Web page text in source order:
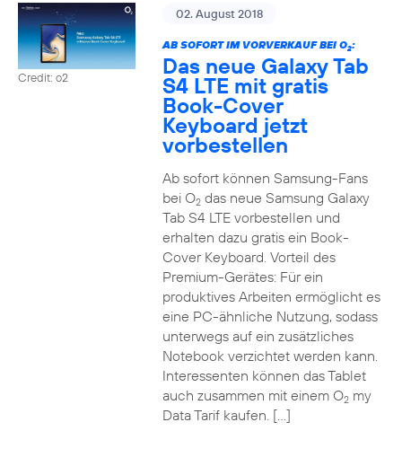
Credit: o2
02. August 2018
AB SOFORT IM VORVERKAUF BEI O2:
Das neue Galaxy Tab
S4 LTE mit gratis
Book-Cover
Keyboard jetzt
vorbestellen
Ab sofort können Samsung-Fans
bei O2das neue Samsung Galaxy
Tab S4 LTE vorbestellen und
erhalten dazu gratis ein Book-
Cover Keyboard. Vorteil des
Premium-Gerätes: Für ein
produktives Arbeiten ermöglicht es
eine PC-ähnliche Nutzung, sodass
unterwegs auf ein zusätzliches
Notebook verzichtet werden kann.
Interessenten können das Tablet
auch zusammen mit einem O2my
Data Tarif kaufen. […]